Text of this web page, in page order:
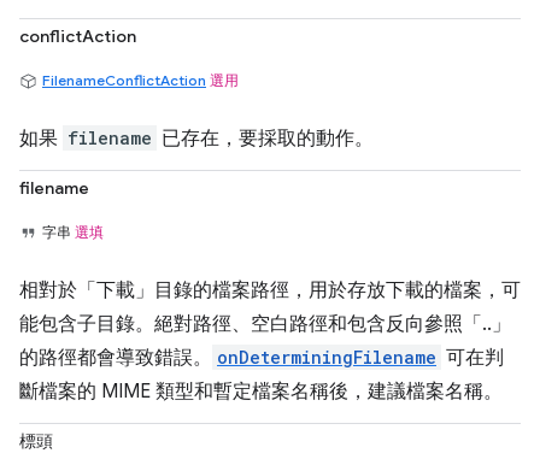
conflictAction
FilenameConflictAction 選用
如果 filename 已存在，要採取的動作。
filename
字串 選填
相對於「下載」目錄的檔案路徑，用於存放下載的檔案，可
能包含子目錄。絕對路徑、空白路徑和包含反向參照「..」
的路徑都會導致錯誤。
onDeterminingFilename 可在判
斷檔案的 MIME 類型和暫定檔案名稱後，建議檔案名稱。
標頭